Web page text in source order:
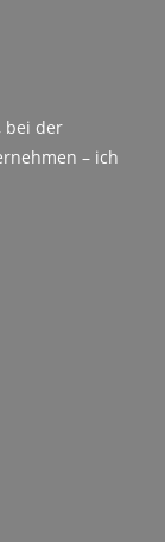
bei der
– ich